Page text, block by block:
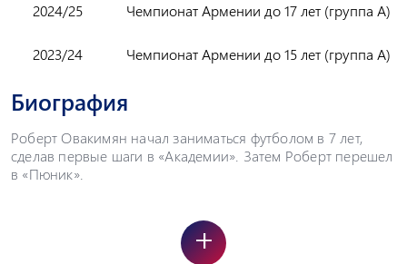
2024/25 Чемпионат Армении до 17 лет (группа А)
2023/24 Чемпионат Армении до 15 лет (группа А)
Биография
Роберт Овакимян начал заниматься футболом в 7 лет,
сделав первые шаги в «Академии». Затем Роберт перешел
в «Пюник».
+